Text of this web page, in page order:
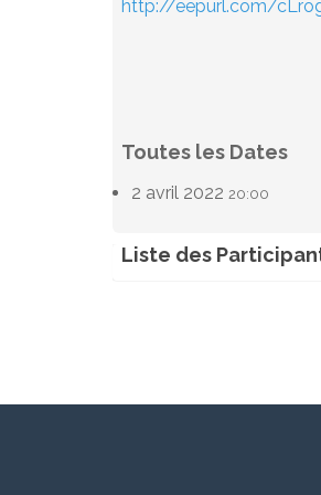
http://eepurl.com/
Toutes les Dates
2 avril 2022 20:00
Liste des
2 avril 2022 - 20:00